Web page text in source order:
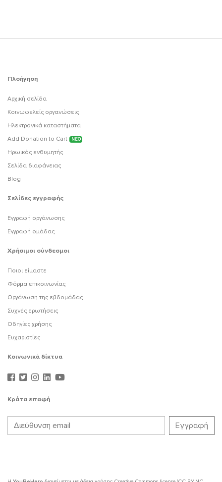
Πλοήγηση
Αρχική σελίδα
Κοινωφελείς οργανώσεις
Ηλεκτρονικά καταστήματα
Add Donation to Cart
ΝΕΟ
Ηρωικός ενθυμητής
Σελίδα διαφάνειας
Blog
Σελίδες εγγραφής
Εγγραφή οργάνωσης
Εγγραφή ομάδας
Χρήσιμοι σύνδεσμοι
Ποιοι είμαστε
Φόρμα επικοινωνίας
Οργάνωση της εβδομάδας
Συχνές ερωτήσεις
Οδηγίες χρήσης
Ευχαριστίες
Κοινωνικά δίκτυα
Κράτα επαφή